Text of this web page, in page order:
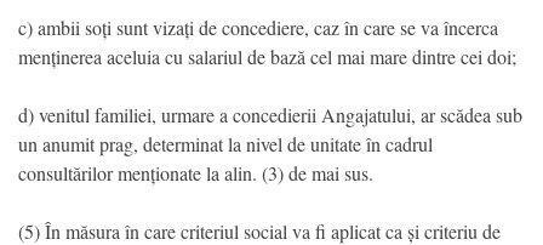
c) ambii soți sunt vizați de concediere, caz în care se va încerca
menținerea aceluia cu salariul de bază cel mai mare dintre cei doi;
d) venitul familiei, urmare a concedierii Angajatului, ar scădea sub
un anumit prag, determinat la nivel de unitate în cadrul
consultărilor menționate la alin. (3) de mai sus.
(5) În măsura în care criteriul social va fi aplicat ca și criteriu de